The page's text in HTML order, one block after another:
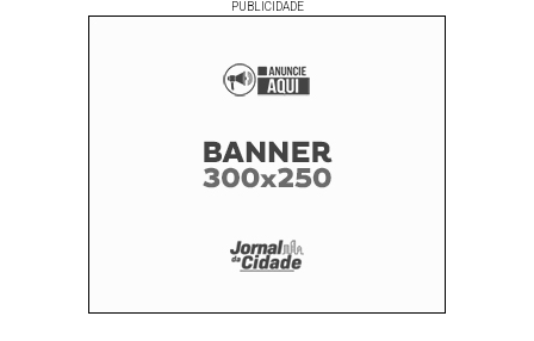
PUBLICIDADE